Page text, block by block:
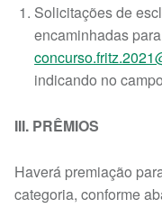
Solicitações de
encaminhadas
indicando no
III. PRÊMIOS
Haverá premiação
categoria, conforme